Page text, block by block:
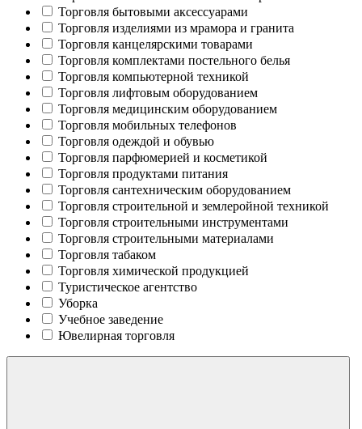
Торговля бытовыми аксессуарами
Торговля изделиями из мрамора и гранита
Торговля канцелярскими товарами
Торговля комплектами постельного белья
Торговля компьютерной техникой
Торговля лифтовым оборудованием
Торговля медицинским оборудованием
Торговля мобильных телефонов
Торговля одеждой и обувью
Торговля парфюмерией и косметикой
Торговля продуктами питания
Торговля сантехническим оборудованием
Торговля строительной и землеройной техникой
Торговля строительными инструментами
Торговля строительными материалами
Торговля табаком
Торговля химической продукцией
Туристическое агентство
Уборка
Учебное заведение
Ювелирная торговля